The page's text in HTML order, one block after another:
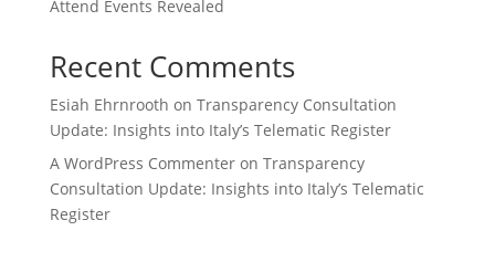
Attend Events Revealed
Recent Comments
Esiah Ehrnrooth on Transparency Consultation
Update: Insights into Italy’s Telematic Register
A WordPress Commenteron Transparency
Consultation Update: Insights into Italy’s Telematic
Register